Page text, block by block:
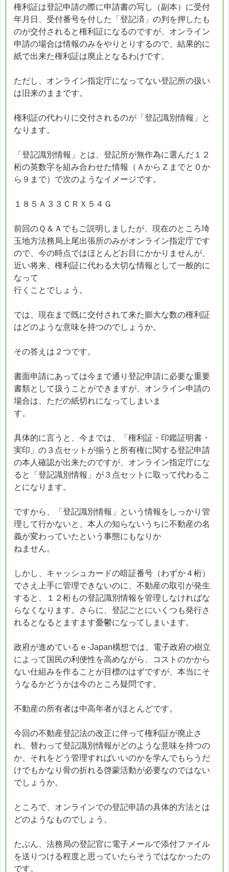
権利証は登記申請の際に申請書の写し（副本）に受付
年月日、受付番号を付した「登記済」の判を押したも
のが交付されると権利証になるのですが、オンライン
申請の場合は情報のみをやりとりするので、結果的に
紙で出来た権利証は廃止となるわけです。
ただし、オンライン指定庁になってない登記所の扱い
は旧来のままです。
権利証の代わりに交付されるのが「登記識別情報」と
なります。
「登記識別情報」とは、登記所が無作為に選んだ１２
桁の英数字を組み合わせた情報（ＡからＺまでと０か
ら９まで）で次のようなイメージです。
１８５Ａ３３ＣＲＸ５４Ｇ
前回のＱ＆Ａでもご説明しましたが、現在のところ埼
玉地方法務局上尾出張所のみがオンライン指定庁です
ので、今の時点ではほとんどお目にかかりませんが、
近い将来、権利証に代わる大切な情報として一般的に
なって
行くことでしょう。
では、現在まで既に交付されて来た膨大な数の権利証
はどのような意味を持つのでしょうか。
その答えは２つです。
書面申請にあっては今まで通り登記申請に必要な重要
書類として扱うことができますが、オンライン申請の
場合は、ただの紙切れになってしまいま
す。
具体的に言うと、今までは、「権利証・印鑑証明書・
実印」の３点セットが揃うと所有権に関する登記申請
の本人確認が出来たのですが、オンライン指定庁にな
ると「登記識別情報」が３点セットに取って代わるこ
とになります。
ですから、「登記識別情報」という情報をしっかり管
理して行かないと、本人の知らないうちに不動産の名
義が変わっていたという事態にもなりか
ねません。
しかし、キャッシュカードの暗証番号（わずか４桁）
でさえ上手に管理できないのに、不動産の取引が発生
すると、１２桁もの登記識別情報を管理しなければな
らなくなります。さらに、登記ごとにいくつも発行さ
れるとなるとますます憂鬱になってしまいます。
政府が進めているｅ-Japan構想では、電子政府の樹立
によって国民の利便性を高めながら、コストのかから
ない仕組みを作ることが目標のはずですが、本当にそ
うなるかどうかは今のところ疑問です。
不動産の所有者は中高年者がほとんどです。
今回の不動産登記法の改正に伴って権利証が廃止さ
れ、替わって登記識別情報がどのような意味を持つの
か、それをどう管理すればいいのかを学んでもらうだ
けでもかなり骨の折れる啓蒙活動が必要なのではない
でしょうか。
ところで、オンラインでの登記申請の具体的方法とは
どのようなものでしょう。
たぶん、法務局の登記官に電子メールで添付ファイル
を送りつける程度と思っていたらそうではなかったの
です。